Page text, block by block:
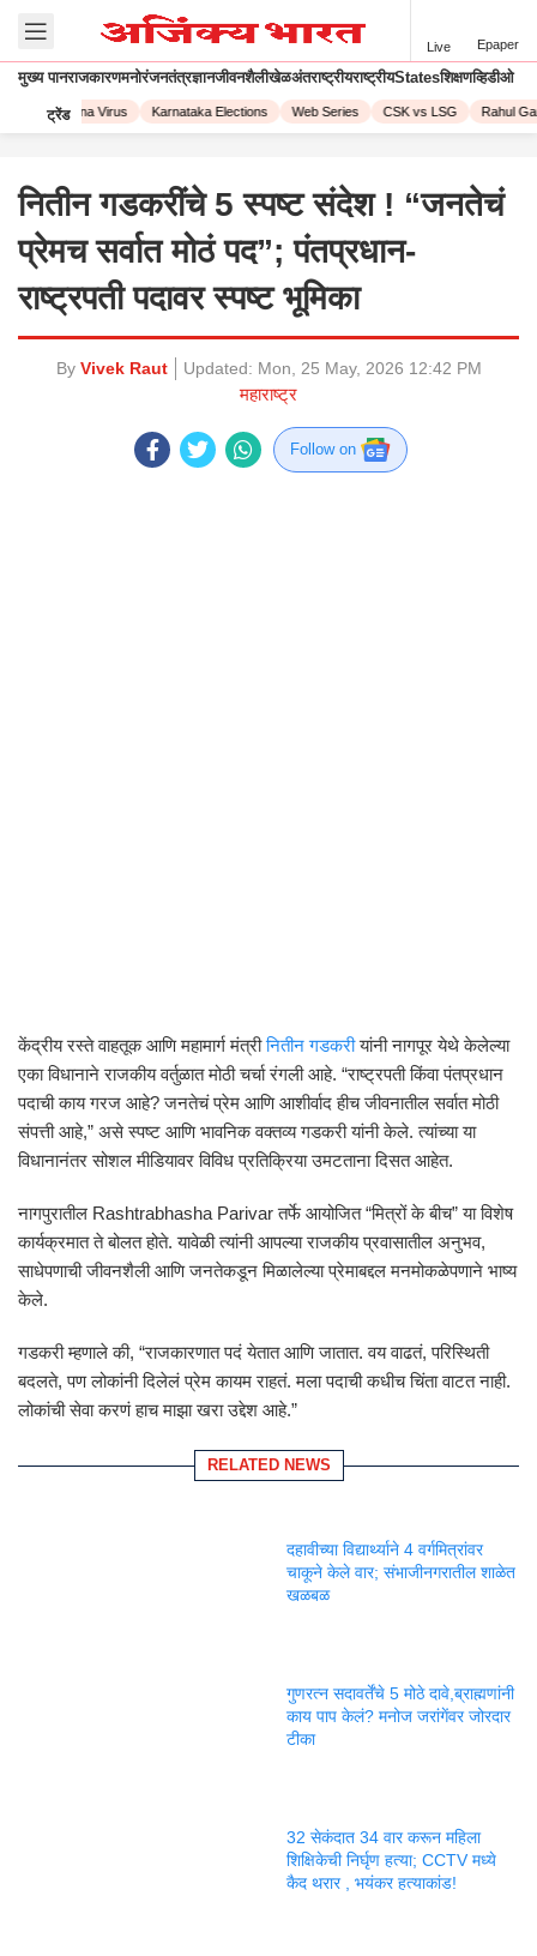
Live Epaper
मुख्य पानराजकारणमनोरंजनतंत्रज्ञानजीवनशैलीखेळअंतराष्ट्रीयराष्ट्रीयStatesशिक्षणव्हिडीओ
ट्रेंड
Corona Virus Karnataka Elections Web Series CSK vs LSG Rahul
नितीन गडकरींचे 5 स्पष्ट संदेश ! “जनतेचं
प्रेमच सर्वात मोठं पद”; पंतप्रधान-
राष्ट्रपती पदावर स्पष्ट भूमिका
By Vivek Raut Updated: Mon, 25 May, 2026 12:42 PM
महाराष्ट्र
Follow on
केंद्रीय रस्ते वाहतूक आणि महामार्ग मंत्रीनितीन गडकरीयांनी नागपूर येथे केलेल्या
एका विधानाने राजकीय वर्तुळात मोठी चर्चा रंगली आहे. “राष्ट्रपती किंवा पंतप्रधान
पदाची काय गरज आहे? जनतेचं प्रेम आणि आशीर्वाद हीच जीवनातील सर्वात मोठी
संपत्ती आहे,” असे स्पष्ट आणि भावनिक वक्तव्य गडकरी यांनी केले. त्यांच्या या
विधानानंतर सोशल मीडियावर विविध प्रतिक्रिया उमटताना दिसत आहेत.
नागपुरातील Rashtrabhasha Parivarतर्फे आयोजित “मित्रों के बीच” या विशेष
कार्यक्रमात ते बोलत होते. यावेळी त्यांनी आपल्या राजकीय प्रवासातील अनुभव,
साधेपणाची जीवनशैली आणि जनतेकडून मिळालेल्या प्रेमाबद्दल मनमोकळेपणाने भाष्य
केले.
गडकरी म्हणाले की, “राजकारणात पदं येतात आणि जातात. वय वाढतं, परिस्थिती
बदलते, पण लोकांनी दिलेलं प्रेम कायम राहतं. मला पदाची कधीच चिंता वाटत नाही.
लोकांची सेवा करणं हाच माझा खरा उद्देश आहे.”
RELATED NEWS
दहावीच्या विद्यार्थ्याने 4 वर्गमित्रांवर
चाकूने केले वार; संभाजीनगरातील शाळेत
खळबळ
गुणरत्न सदावर्तेंचे 5 मोठे दावे,ब्राह्मणांनी
काय पाप केलं? मनोज जरांगेंवर जोरदार
टीका
32 सेकंदात 34 वार करून महिला
शिक्षिकेची निर्घृण हत्या; CCTV मध्ये
कैद थरार , भयंकर हत्याकांड!